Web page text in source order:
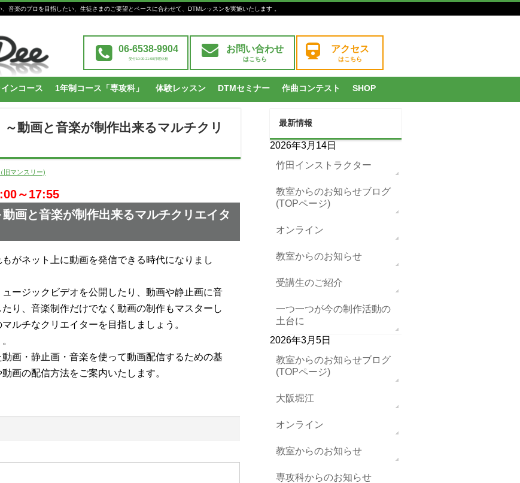
音楽のプロを目指したい、生徒さまのご要望とペースに合わせて、DTMレッスンを実施いたします 。
06-6538-9904
受付10:00-21:00月曜休校
お問い合わせ
はこちら
アクセス
はこちら
ンコース 1年制コース「専攻科」 体験レッスン DTMセミナー 作曲コンテスト SHOP
動画と音楽が制作出来るマルチクリ
旧マンスリー)
～17:55
画と音楽が制作出来るマルチクリエイタ
がネット上に動画を発信できる時代になりまし
ージックビデオを公開したり、動画や静止画に音
り、音楽制作だけでなく動画の制作もマスターし
ルチなクリエイターを目指しましょう。
画・静止画・音楽を使って動画配信するための基
画の配信方法をご案内いたします。
最新情報
2026年3月14日
竹田インストラクター
教室からのお知らせブログ
(TOPページ)
オンライン
教室からのお知らせ
受講生のご紹介
一つ一つが今の制作活動の
土台に
2026年3月5日
教室からのお知らせブログ
(TOPページ)
大阪堀江
オンライン
教室からのお知らせ
専攻科からのお知らせ